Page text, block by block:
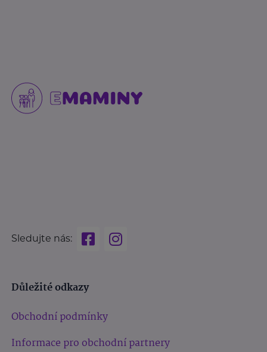
Sledujte nás:
Důležité odkazy
Obchodní podmínky
Informace pro obchodní partnery